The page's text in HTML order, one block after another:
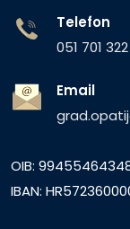
Telefon
051 701 322
Email
OIB:
IBAN: